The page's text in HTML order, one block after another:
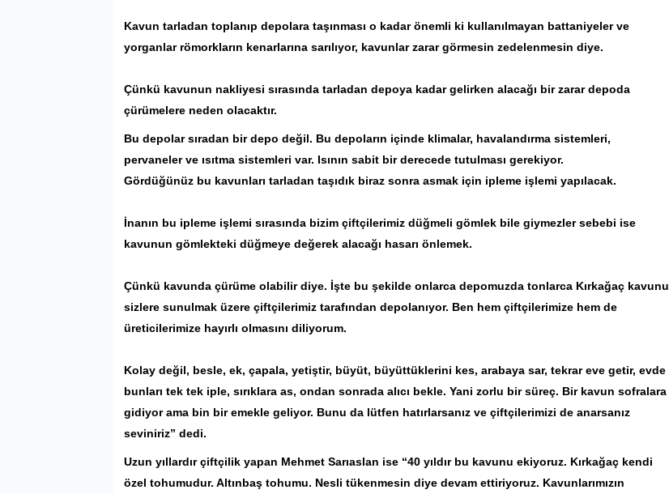
Kavun tarladan toplanıp depolara taşınması o kadar önemli ki kullanılmayan battaniyeler ve
yorganlar römorkların kenarlarına sarılıyor, kavunlar zarar görmesin zedelenmesin diye.
Çünkü kavunun nakliyesi sırasında tarladan depoya kadar gelirken alacağı bir zarar depoda
çürümelere neden olacaktır.
Bu depolar sıradan bir depo değil. Bu depoların içinde klimalar, havalandırma sistemleri,
pervaneler ve ısıtma sistemleri var. Isının sabit bir derecede tutulması gerekiyor.
Gördüğünüz bu kavunları tarladan taşıdık biraz sonra asmak için ipleme işlemi yapılacak.
İnanın bu ipleme işlemi sırasında bizim çiftçilerimiz düğmeli gömlek bile giymezler sebebi ise
kavunun gömlekteki düğmeye değerek alacağı hasarı önlemek.
Çünkü kavunda çürüme olabilir diye. İşte bu şekilde onlarca depomuzda tonlarca Kırkağaç kavunu
sizlere sunulmak üzere çiftçilerimiz tarafından depolanıyor. Ben hem çiftçilerimize hem de
üreticilerimize hayırlı olmasını diliyorum.
Kolay değil, besle, ek, çapala, yetiştir, büyüt, büyüttüklerini kes, arabaya sar, tekrar eve getir, evde
bunları tek tek iple, sırıklara as, ondan sonrada alıcı bekle. Yani zorlu bir süreç. Bir kavun sofralara
gidiyor ama bin bir emekle geliyor. Bunu da lütfen hatırlarsanız ve çiftçilerimizi de anarsanız
seviniriz” dedi.
Uzun yıllardır çiftçilik yapan Mehmet Sarıaslan ise “40 yıldır bu kavunu ekiyoruz. Kırkağaç kendi
özel tohumudur. Altınbaş tohumu. Nesli tükenmesin diye devam ettiriyoruz. Kavunlarımızın
GÜNCEL